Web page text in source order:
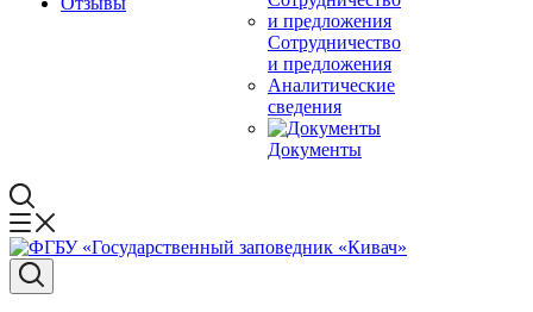
Сотрудничество
и предложения
Аналитические
сведения
Документы